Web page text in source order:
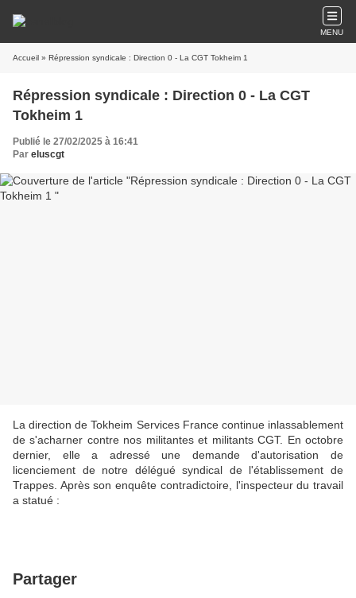
MENU
Accueil » Répression syndicale : Direction 0 - La CGT Tokheim 1
Répression syndicale : Direction 0 - La CGT
Tokheim 1
Publié le 27/02/2025 à 16:41
Par eluscgt
La direction de Tokheim Services France continue inlassablement
de s'acharner contre nos militantes et militants CGT. En octobre
dernier, elle a adressé une demande d'autorisation de
licenciement de notre délégué syndical de l'établissement de
Trappes. Après son enquête contradictoire, l'inspecteur du travail
a statué :
Partager